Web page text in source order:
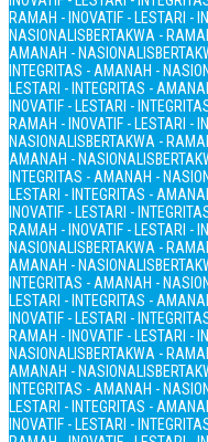
RAMAH - INOVATIF - LESTARI -
NASIONALISBERTAKWA -
AMANAH - NASIONALIS
INTEGRITAS - AMANAH -
LESTARI - INTEGRITAS -
INOVATIF - LESTARI -
RAMAH - INOVATIF - LESTARI -
NASIONALISBERTAKWA -
AMANAH - NASIONALIS
INTEGRITAS - AMANAH -
LESTARI - INTEGRITAS -
INOVATIF - LESTARI -
RAMAH - INOVATIF - LESTARI -
NASIONALISBERTAKWA -
AMANAH - NASIONALIS
INTEGRITAS - AMANAH -
LESTARI - INTEGRITAS -
INOVATIF - LESTARI -
RAMAH - INOVATIF - LESTARI -
NASIONALISBERTAKWA -
AMANAH - NASIONALIS
INTEGRITAS - AMANAH -
LESTARI - INTEGRITAS -
INOVATIF - LESTARI -